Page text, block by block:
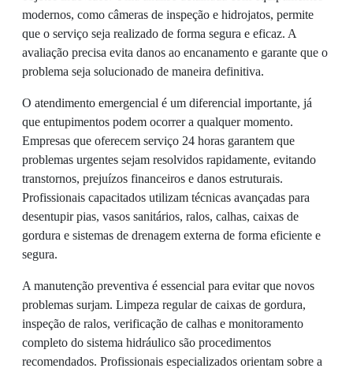
modernos, como câmeras de inspeção e hidrojatos, permite
que o serviço seja realizado de forma segura e eficaz. A
avaliação precisa evita danos ao encanamento e garante que o
problema seja solucionado de maneira definitiva.
O atendimento emergencial é um diferencial importante, já
que entupimentos podem ocorrer a qualquer momento.
Empresas que oferecem serviço 24 horas garantem que
problemas urgentes sejam resolvidos rapidamente, evitando
transtornos, prejuízos financeiros e danos estruturais.
Profissionais capacitados utilizam técnicas avançadas para
desentupir pias, vasos sanitários, ralos, calhas, caixas de
gordura e sistemas de drenagem externa de forma eficiente e
segura.
A manutenção preventiva é essencial para evitar que novos
problemas surjam. Limpeza regular de caixas de gordura,
inspeção de ralos, verificação de calhas e monitoramento
completo do sistema hidráulico são procedimentos
recomendados. Profissionais especializados orientam sobre a